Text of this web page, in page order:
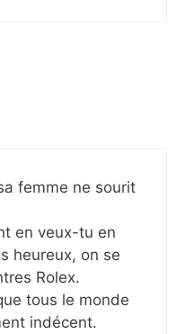
femme ne sourit
en veux-tu en
heureux, on se
Rolex.
tous le monde
indécent.